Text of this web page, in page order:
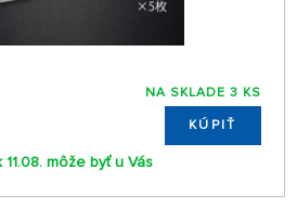
NA SKLADE 3 KS
KÚPIŤ
11.08. môže byť u Vás